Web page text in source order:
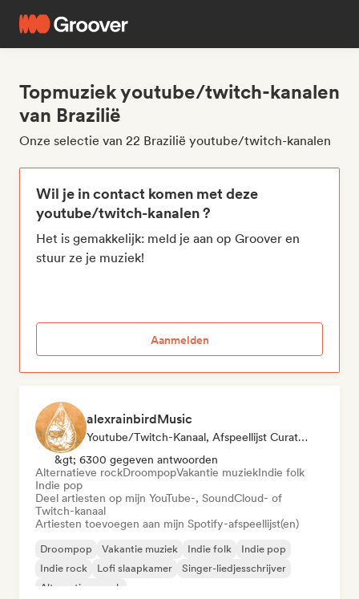
Topmuziek youtube/twitch-kanalen
van Brazilië
Onze selectie van 22 Brazilië youtube/twitch-kanalen
Wil je in contact komen met deze
youtube/twitch-kanalen ?
Het is gemakkelijk: meld je aan op Groover en
stuur ze je muziek!
Aanmelden
alexrainbirdMusic
Youtube/Twitch-Kanaal, Afspeellijst Curator
&gt; 6300 gegeven antwoorden
Alternatieve rockDroompopVakantie muziekIndie folk
Indie pop
Deel artiesten op mijn YouTube-, SoundCloud- of
Twitch-kanaal
Artiesten toevoegen aan mijn Spotify-afspeellijst(en)
Droompop Vakantie muziek Indie folk
Indie pop
Indie rock
Lofi slaapkamer
Singer-liedjesschrijver
Alternatieve rock